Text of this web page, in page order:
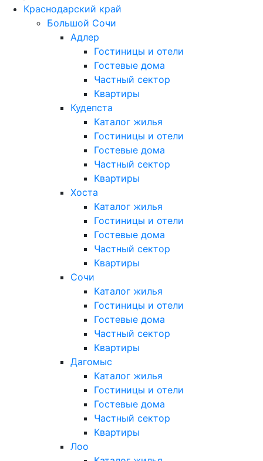
Краснодарский край
Большой Сочи
Адлер
Гостиницы и отели
Гостевые дома
Частный сектор
Квартиры
Кудепста
Каталог жилья
Гостиницы и отели
Гостевые дома
Частный сектор
Квартиры
Хоста
Каталог жилья
Гостиницы и отели
Гостевые дома
Частный сектор
Квартиры
Сочи
Каталог жилья
Гостиницы и отели
Гостевые дома
Частный сектор
Квартиры
Дагомыс
Каталог жилья
Гостиницы и отели
Гостевые дома
Частный сектор
Квартиры
Лоо